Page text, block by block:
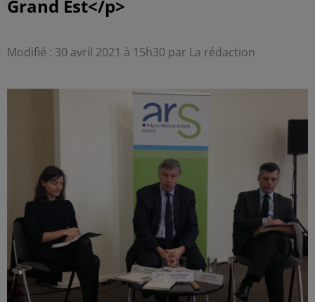
Modifié : 30 avril 2021 à 15h30 par La rédaction